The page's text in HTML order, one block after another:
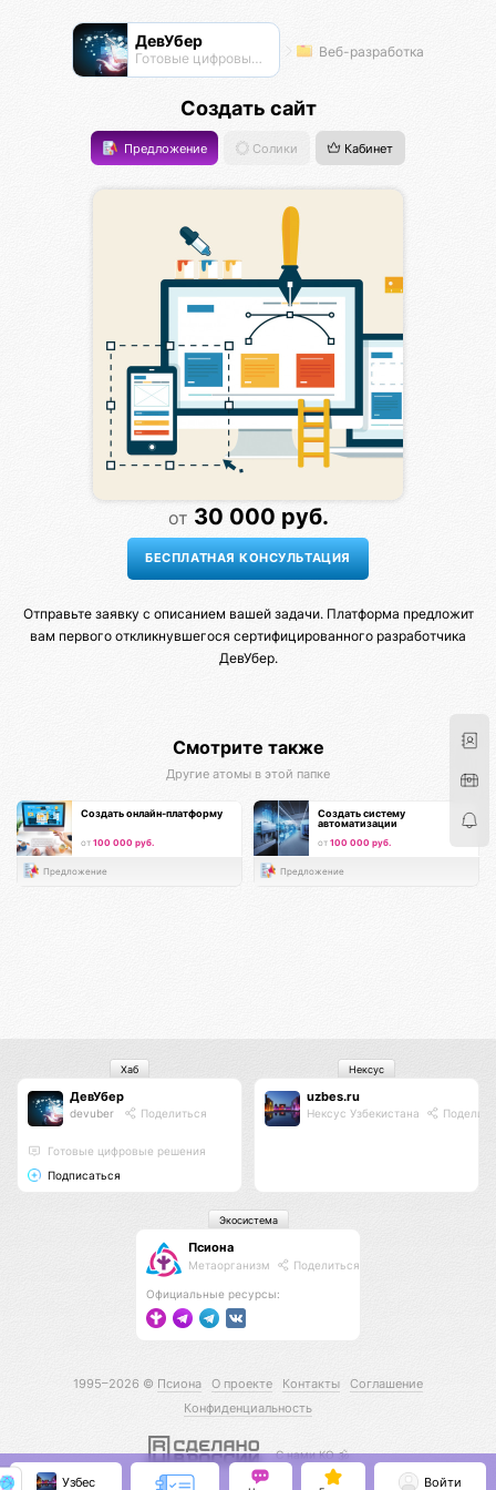
ДевУбер
Готовые цифровые решения Веб-разработка
Создать сайт
Предложение Солики Кабинет
от 30 000 руб.
Отправьте заявку с описанием вашей задачи. Платформа предложит
вам первого откликнувшегося сертифицированного разработчика
ДевУбер.
Смотрите также
Другие атомы в этой папке
Создать онлайн-платформу
от 100 000 руб.
Предложение
Создать систему
автоматизации
от 100 000 руб.
Предложение
ДевУбер
devuber Поделиться
Готовые цифровые решения
Подписаться
Хаб
uzbes.ru
Нексус Узбекистана
Нексус
Псиона
Метаорганизм Поделиться
Официальные ресурсы:
Экосистема
1995–2026 © Псиона О проекте Контакты
Соглашение
Конфиденциальность
С нами КО 🕉️
Узбес Войти